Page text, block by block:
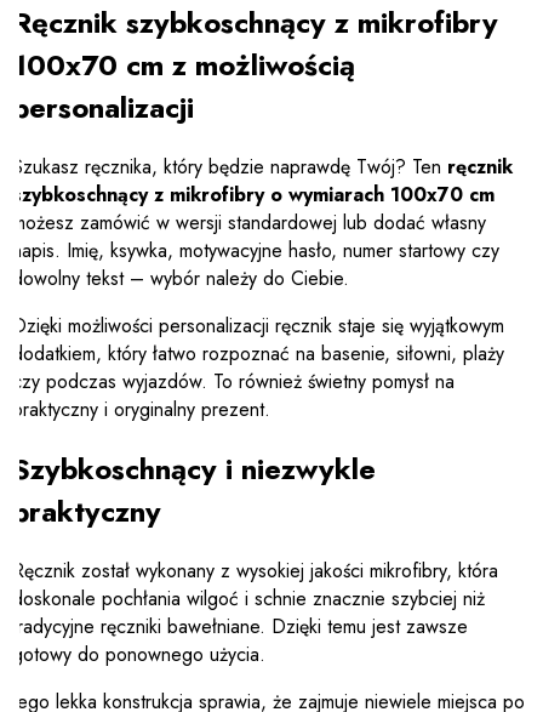
Ręcznik szybkoschnący z mikrofibry
100x70 cm z możliwością
personalizacji
Szukasz ręcznika, który będzie naprawdę Twój? Ten ręcznik
szybkoschnący z mikrofibry o wymiarach 100x70 cm
możesz zamówić w wersji standardowej lub dodać własny
napis. Imię, ksywka, motywacyjne hasło, numer startowy czy
dowolny tekst – wybór należy do Ciebie.
Dzięki możliwości personalizacji ręcznik staje się wyjątkowym
dodatkiem, który łatwo rozpoznać na basenie, siłowni, plaży
czy podczas wyjazdów. To również świetny pomysł na
praktyczny i oryginalny prezent.
Szybkoschnący i niezwykle
praktyczny
Ręcznik został wykonany z wysokiej jakości mikrofibry, która
doskonale pochłania wilgoć i schnie znacznie szybciej niż
tradycyjne ręczniki bawełniane. Dzięki temu jest zawsze
gotowy do ponownego użycia.
Jego lekka konstrukcja sprawia, że zajmuje niewiele miejsca po